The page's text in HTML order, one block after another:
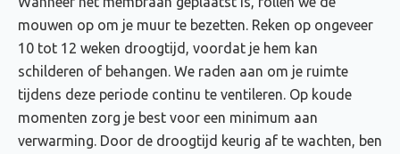
mouwen op om je muur te bezetten. Reken op ongeveer
10 tot 12 weken droogtijd, voordat je hem kan
schilderen of behangen. We raden aan om je ruimte
tijdens deze periode continu te ventileren. Op koude
momenten zorg je best voor een minimum aan
verwarming. Door de droogtijd keurig af te wachten, ben